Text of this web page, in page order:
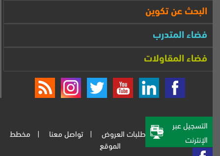
البحث عن تكوين
فضاء المتدرب
فضاء المقاولات
المركز الإعلامي طلبات العروض تواصل معنا
مخطط
الموقع
التسجيل عبر
الإنترنت‎